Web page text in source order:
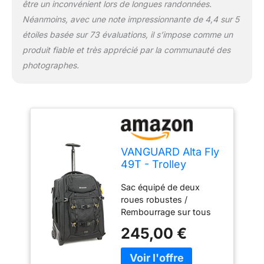
être un inconvénient lors de longues randonnées.
Néanmoins, avec une note impressionnante de 4,4 sur 5
étoiles basée sur 73 évaluations, il s’impose comme un
produit fiable et très apprécié par la communauté des
photographes.
VANGUARD Alta Fly
49T - Trolley
pour Appareil Photo
Sac équipé de deux
roues robustes /
Rembourrage sur tous
sécurisées et amovibles
pour documents de
voyage, portefeuille, etc.
245,00 €